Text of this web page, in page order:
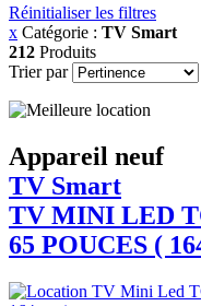
Réinitialiser les filtres
x Catégorie : TV Smart
212 Produits
Trier par
Appareil neuf
TV Smart
TV MINI LED
65 POUCES (